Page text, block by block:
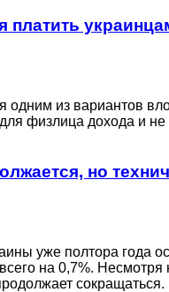
платить
одним из вариантов
физлица дохода и
но
уже полтора года
на 0,7%.
сокращаться.